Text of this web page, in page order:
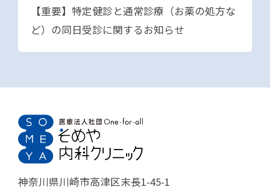
【重要】特定健診と通常診療（お薬の処方な
ど）の同日受診に関するお知らせ
神奈川県川崎市高津区末長1-45-1